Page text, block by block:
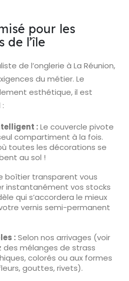
pour les
de l’île
de l’onglerie à La Réunion,
du métier. Le
esthétique, il est
:Le couvercle pivote
compartiment à la fois.
toutes les décorations se
au sol !
boîtier transparent vous
instantanément vos stocks
qui s’accordera le mieux
vernis semi-permanent
:Selon nos arrivages (voir
mélanges de strass
colorés ou aux formes
gouttes, rivets).